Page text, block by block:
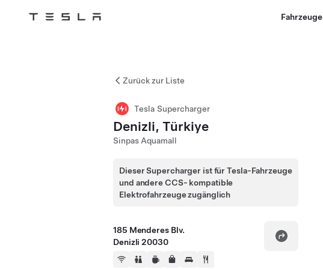
Tesla Fahrzeuge
Zurück zur Liste
Tesla Supercharger
Denizli, Türkiye
Sinpas Aquamall
Dieser Supercharger ist für Tesla-Fahrzeuge
und andere CCS- kompatible
Elektrofahrzeuge zugänglich
185 Menderes Blv.
Denizli 20030